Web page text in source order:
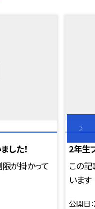
した！
が掛かって
2年生
この
います
公開日